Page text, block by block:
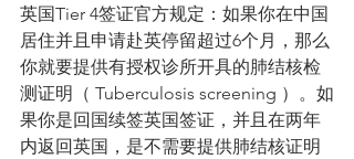
英国Tier 4签证官方规定：如果你在中国
居住并且申请赴英停留超过6个月，那么
你就要提供有授权诊所开具的肺结核检
测证明（ Tuberculosis screening ）。如
果你是回国续签英国签证，并且在两年
内返回英国，是不需要提供肺结核证明